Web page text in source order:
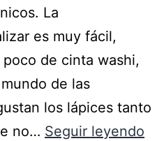
La
es muy fácil,
de cinta washi,
de las
los lápices tanto
no… Seguir leyendo